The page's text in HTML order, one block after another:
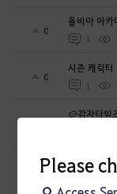
Please
0
올비아 아카
1
0
시즌 캐릭터
1
🥔감자타임
1
일단 내 아